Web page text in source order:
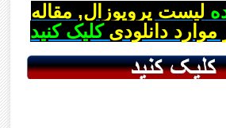
لیست پروپوزال, مقاله
دانلودی کلیک کنید